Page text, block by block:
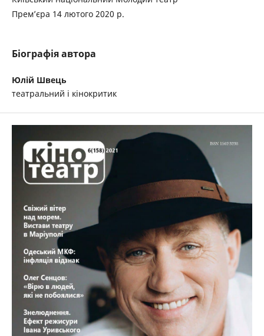
Прем’єра 14 лютого 2020 р.
Біографія автора
Юлій Швець
театральний і кінокритик